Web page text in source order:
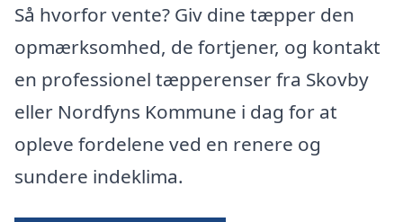
Så hvorfor vente? Giv dine tæpper den
opmærksomhed, de fortjener, og kontakt
en professionel tæpperenser fra Skovby
eller Nordfyns Kommune i dag for at
opleve fordelene ved en renere og
sundere indeklima.